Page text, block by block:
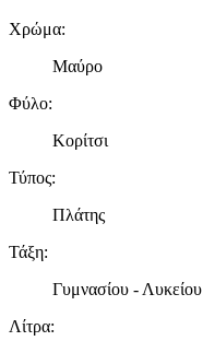
Χρώμα:
Μαύρο
Φύλο:
Κορίτσι
Τύπος:
Πλάτης
Τάξη:
Γυμνασίου - Λυκείου
Λίτρα: